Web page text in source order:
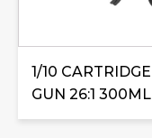
1/10 CARTRIDGE
GUN 26:1 300ML